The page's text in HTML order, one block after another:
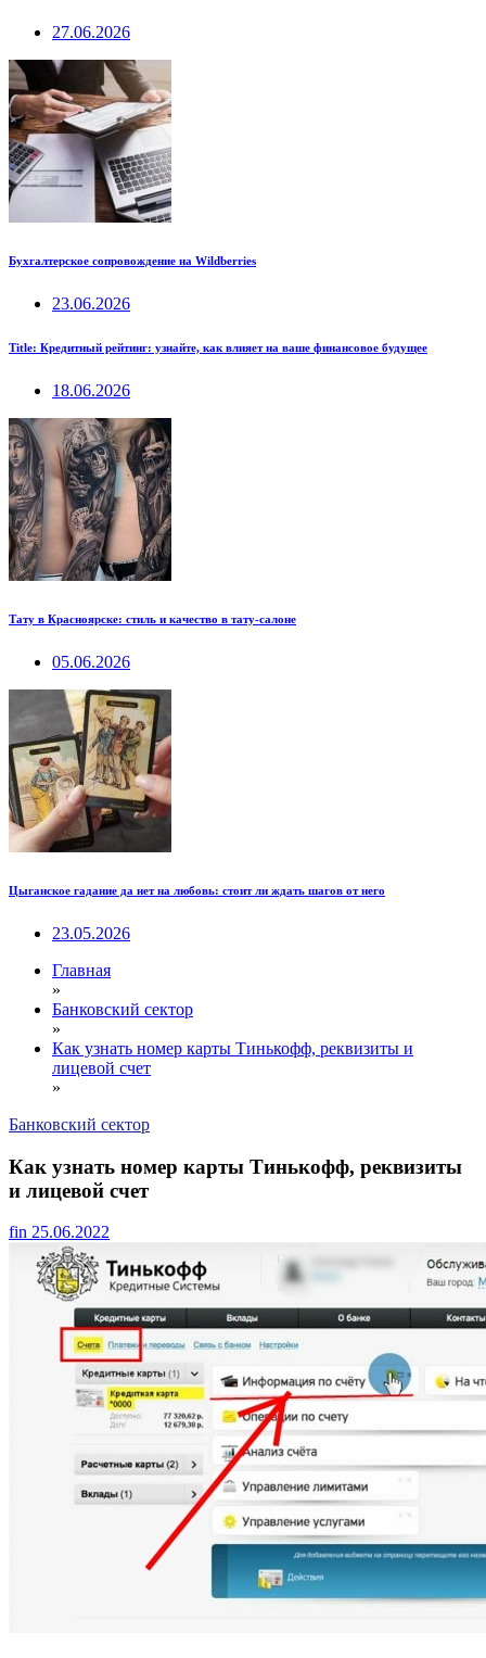
27.06.2026
Бухгалтерское сопровождение на Wildberries
23.06.2026
Title: Кредитный рейтинг: узнайте, как влияет на ваше финансовое будущее
18.06.2026
Тату в Красноярске: стиль и качество в тату-салоне
05.06.2026
Цыганское гадание да нет на любовь: стоит ли ждать шагов от него
23.05.2026
Главная
»
Банковский сектор
»
Как узнать номер карты Тинькофф, реквизиты и
лицевой счет
»
Банковский сектор
Как узнать номер карты Тинькофф, реквизиты
и лицевой счет
fin 25.06.2022